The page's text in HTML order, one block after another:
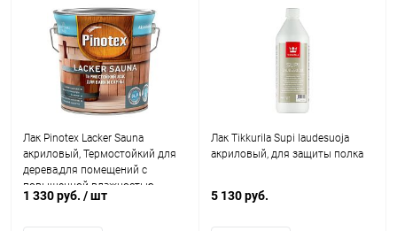
Лак Pinotex Lacker Sauna
акриловый, Термостойкий для
дерева,для помещений с
повышенной влажностью
1 330 руб. / шт
Лак Tikkurila Supi laudesuoja
акриловый, для защиты полка
5 130 руб.